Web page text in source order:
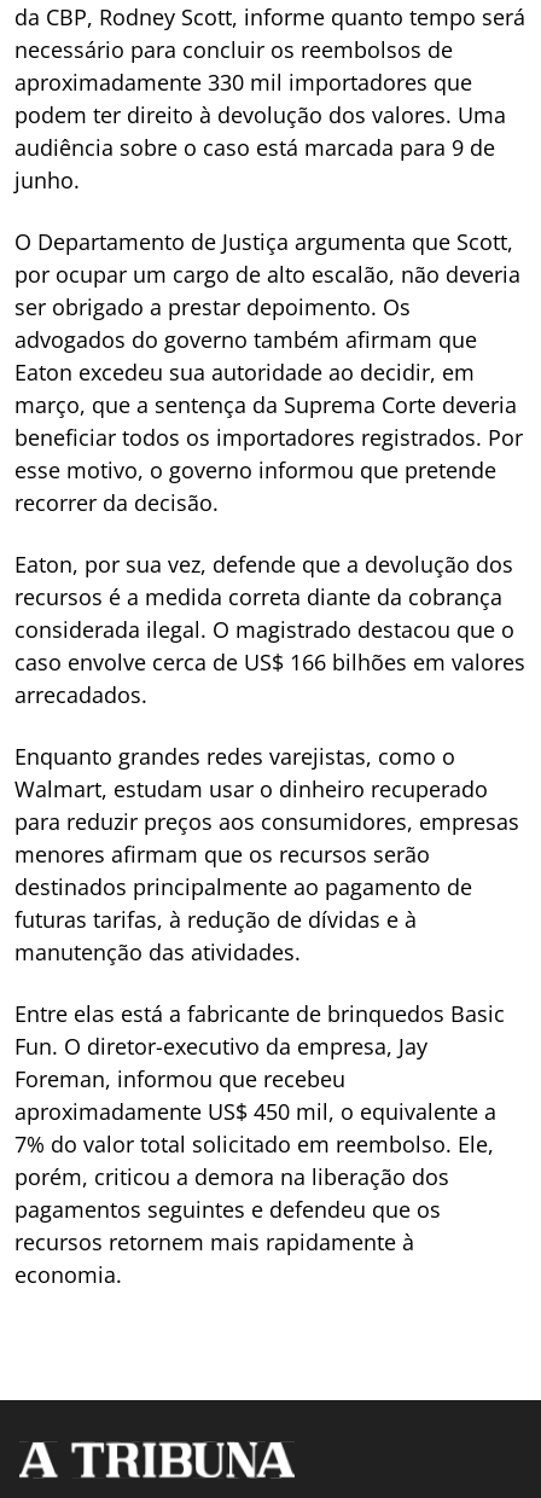
da CBP, Rodney Scott, informe quanto tempo será
necessário para concluir os reembolsos de
aproximadamente 330 mil importadores que
podem ter direito à devolução dos valores. Uma
audiência sobre o caso está marcada para 9 de
junho.
O Departamento de Justiça argumenta que Scott,
por ocupar um cargo de alto escalão, não deveria
ser obrigado a prestar depoimento. Os
advogados do governo também afirmam que
Eaton excedeu sua autoridade ao decidir, em
março, que a sentença da Suprema Corte deveria
beneficiar todos os importadores registrados. Por
esse motivo, o governo informou que pretende
recorrer da decisão.
Eaton, por sua vez, defende que a devolução dos
recursos é a medida correta diante da cobrança
considerada ilegal. O magistrado destacou que o
caso envolve cerca de US$ 166 bilhões em valores
arrecadados.
Enquanto grandes redes varejistas, como o
Walmart, estudam usar o dinheiro recuperado
para reduzir preços aos consumidores, empresas
menores afirmam que os recursos serão
destinados principalmente ao pagamento de
futuras tarifas, à redução de dívidas e à
manutenção das atividades.
Entre elas está a fabricante de brinquedos Basic
Fun. O diretor-executivo da empresa, Jay
Foreman, informou que recebeu
aproximadamente US$ 450 mil, o equivalente a
7% do valor total solicitado em reembolso. Ele,
porém, criticou a demora na liberação dos
pagamentos seguintes e defendeu que os
recursos retornem mais rapidamente à
economia.